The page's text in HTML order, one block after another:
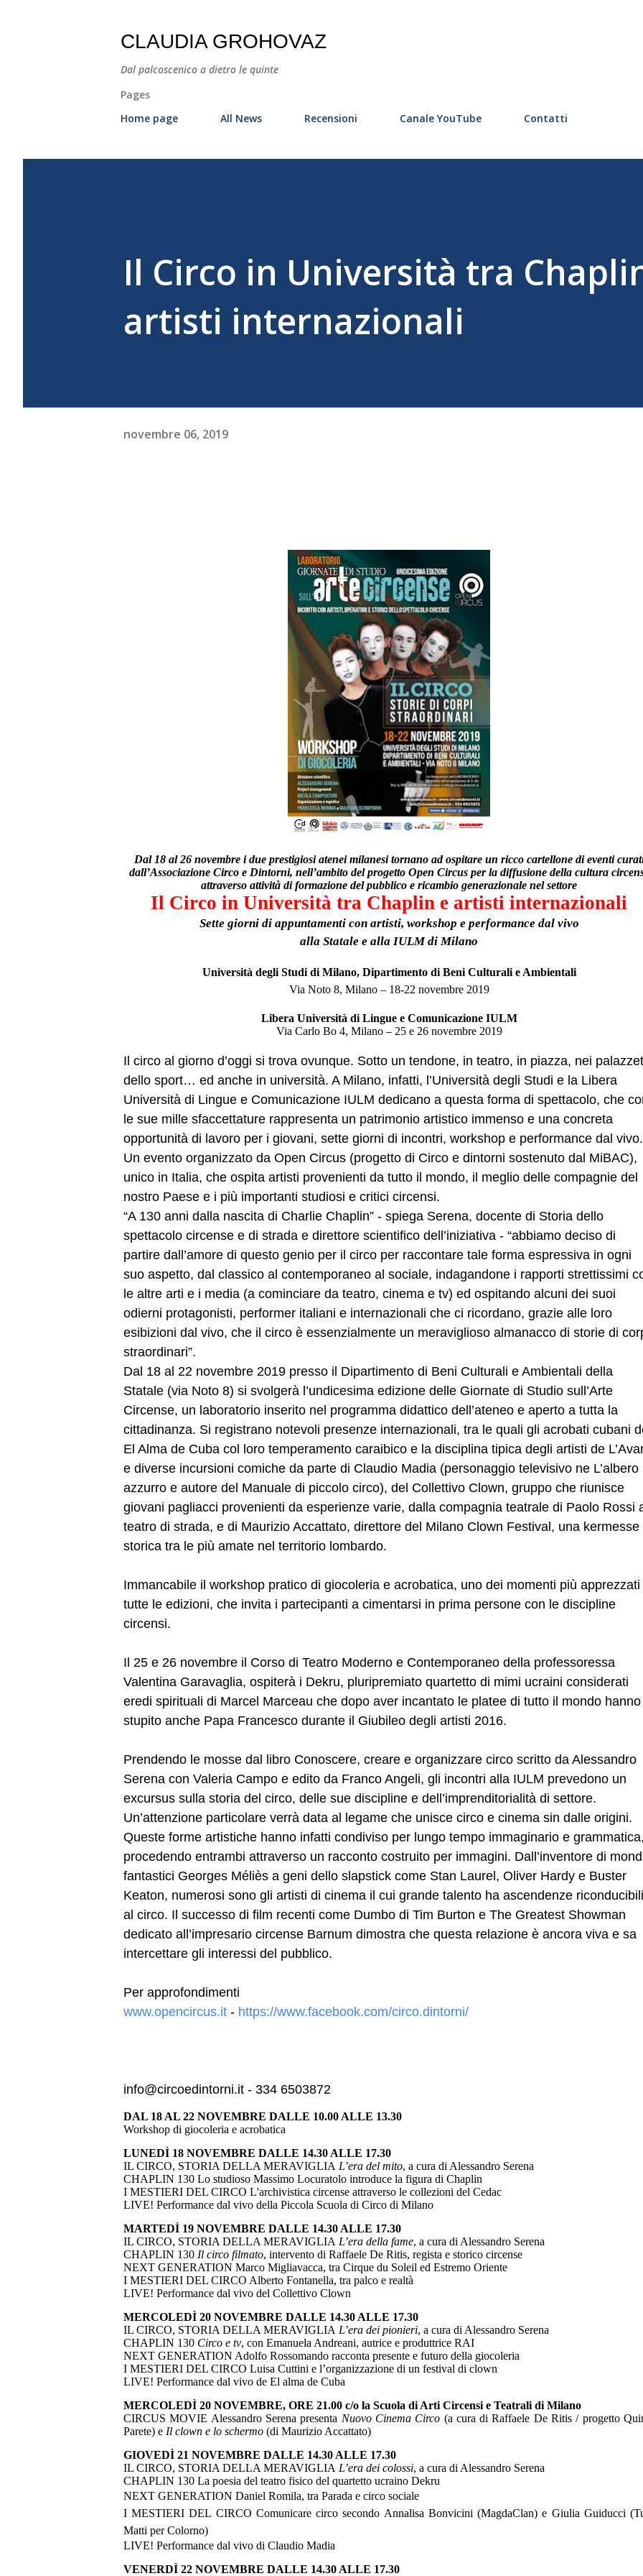
CLAUDIA GROHOVAZ
Dal palcoscenico a dietro le quinte
Pages
Home page
All News Recensioni Canale YouTube Contatti
Il Circo in Università tra
artisti internazionali
novembre 06, 2019
Dal 18 al 26 novembre i due prestigiosi atenei milanesi tornano ad ospitare un ricco cartellone di eventi
dall’Associazione Circo e Dintorni, nell’ambito del progetto Open Circus per la diffusione della cultura
attraverso attività di formazione del pubblico e ricambio generazionale nel settore
Il Circo in Università tra Chaplin e artisti internazionali
Sette giorni di appuntamenti con artisti, workshop e performance dal vivo
alla Statale e alla IULM di Milano
Università degli Studi di Milano, Dipartimento di Beni Culturali e Ambientali
Via Noto 8, Milano – 18-22 novembre 2019
Libera Università di Lingue e Comunicazione IULM
Via Carlo Bo 4, Milano – 25 e 26 novembre 2019
Il circo al giorno d’oggi si trova ovunque. Sotto un tendone, in teatro, in piazza, nei
dello sport… ed anche in università. A Milano, infatti, l’Università degli Studi e la Libera
Università di Lingue e Comunicazione IULM dedicano a questa forma di spettacolo, che
le sue mille sfaccettature rappresenta un patrimonio artistico immenso e una concreta
opportunità di lavoro per i giovani, sette giorni di incontri, workshop e performance dal vivo.
Un evento organizzato da Open Circus (progetto di Circo e dintorni sostenuto dal MiBAC),
unico in Italia, che ospita artisti provenienti da tutto il mondo, il meglio delle compagnie del
nostro Paese e i più importanti studiosi e critici circensi.
“A 130 anni dalla nascita di Charlie Chaplin” - spiega Serena, docente di Storia dello
spettacolo circense e di strada e direttore scientifico dell’iniziativa - “abbiamo deciso di
partire dall’amore di questo genio per il circo per raccontare tale forma espressiva in ogni
suo aspetto, dal classico al contemporaneo al sociale, indagandone i rapporti strettissimi
le altre arti e i media (a cominciare da teatro, cinema e tv) ed ospitando alcuni dei suoi
odierni protagonisti, performer italiani e internazionali che ci ricordano, grazie alle loro
esibizioni dal vivo, che il circo è essenzialmente un meraviglioso almanacco di storie di
straordinari”.
Dal 18 al 22 novembre 2019 presso il Dipartimento di Beni Culturali e Ambientali della
Statale (via Noto 8) si svolgerà l’undicesima edizione delle Giornate di Studio sull’Arte
Circense, un laboratorio inserito nel programma didattico dell’ateneo e aperto a tutta la
cittadinanza. Si registrano notevoli presenze internazionali, tra le quali gli acrobati cubani
El Alma de Cuba col loro temperamento caraibico e la disciplina tipica degli artisti de
e diverse incursioni comiche da parte di Claudio Madia (personaggio televisivo ne L’albero
azzurro e autore del Manuale di piccolo circo), del Collettivo Clown, gruppo che riunisce
giovani pagliacci provenienti da esperienze varie, dalla compagnia teatrale di Paolo Rossi
teatro di strada, e di Maurizio Accattato, direttore del Milano Clown Festival, una kermesse
storica tra le più amate nel territorio lombardo.
Immancabile il workshop pratico di giocoleria e acrobatica, uno dei momenti più apprezzati
tutte le edizioni, che invita i partecipanti a cimentarsi in prima persone con le discipline
circensi.
Il 25 e 26 novembre il Corso di Teatro Moderno e Contemporaneo della professoressa
Valentina Garavaglia, ospiterà i Dekru, pluripremiato quartetto di mimi ucraini considerati
eredi spirituali di Marcel Marceau che dopo aver incantato le platee di tutto il mondo hanno
stupito anche Papa Francesco durante il Giubileo degli artisti 2016.
Prendendo le mosse dal libro Conoscere, creare e organizzare circo scritto da Alessandro
Serena con Valeria Campo e edito da Franco Angeli, gli incontri alla IULM prevedono un
excursus sulla storia del circo, delle sue discipline e dell’imprenditorialità di settore.
Un’attenzione particolare verrà data al legame che unisce circo e cinema sin dalle origini.
Queste forme artistiche hanno infatti condiviso per lungo tempo immaginario e
procedendo entrambi attraverso un racconto costruito per immagini. Dall’inventore di
fantastici Georges Méliès a geni dello slapstick come Stan Laurel, Oliver Hardy e Buster
Keaton, numerosi sono gli artisti di cinema il cui grande talento ha ascendenze riconducibili
al circo. Il successo di film recenti come Dumbo di Tim Burton e The Greatest Showman
dedicato all’impresario circense Barnum dimostra che questa relazione è ancora viva e sa
intercettare gli interessi del pubblico.
Per approfondimenti
www.opencircus.it - https://www.facebook.com/circo.dintorni/
info@circoedintorni.it - 334 6503872
DAL 18 AL 22 NOVEMBRE DALLE 10.00 ALLE 13.30
Workshop di giocoleria e acrobatica
LUNEDÌ 18 NOVEMBRE DALLE 14.30 ALLE 17.30
IL CIRCO, STORIA DELLA MERAVIGLIA L’era del mito, a cura di Alessandro Serena
CHAPLIN 130 Lo studioso Massimo Locuratolo introduce la figura di Chaplin
I MESTIERI DEL CIRCO L'archivistica circense attraverso le collezioni del Cedac
LIVE! Performance dal vivo della Piccola Scuola di Circo di Milano
MARTEDÌ 19 NOVEMBRE DALLE 14.30 ALLE 17.30
IL CIRCO, STORIA DELLA MERAVIGLIA L’era della fame, a cura di Alessandro Serena
CHAPLIN 130 Il circo filmato, intervento di Raffaele De Ritis, regista e storico circense
NEXT GENERATION Marco Migliavacca, tra Cirque du Soleil ed Estremo Oriente
I MESTIERI DEL CIRCO Alberto Fontanella, tra palco e realtà
LIVE! Performance dal vivo del Collettivo Clown
MERCOLEDÌ 20 NOVEMBRE DALLE 14.30 ALLE 17.30
IL CIRCO, STORIA DELLA MERAVIGLIA L’era dei pionieri, a cura di Alessandro Serena
CHAPLIN 130 Circo e tv, con Emanuela Andreani, autrice e produttrice RAI
NEXT GENERATION Adolfo Rossomando racconta presente e futuro della giocoleria
I MESTIERI DEL CIRCO Luisa Cuttini e l’organizzazione di un festival di clown
LIVE! Performance dal vivo de El alma de Cuba
MERCOLEDÌ 20 NOVEMBRE, ORE 21.00 c/o la Scuola di Arti Circensi e Teatrali di Milano
CIRCUS MOVIE Alessandro Serena presenta Nuovo Cinema Circo (a cura di Raffaele De Ritis / progetto
Parete) e Il clown e lo schermo (di Maurizio Accattato)
GIOVEDÌ 21 NOVEMBRE DALLE 14.30 ALLE 17.30
IL CIRCO, STORIA DELLA MERAVIGLIA L’era dei colossi, a cura di Alessandro Serena
CHAPLIN 130 La poesia del teatro fisico del quartetto ucraino Dekru
NEXT GENERATION Daniel Romila, tra Parada e circo sociale
I MESTIERI DEL CIRCO Comunicare circo secondo Annalisa Bonvicini (MagdaClan) e Giulia Guiducci
Matti per Colorno)
LIVE! Performance dal vivo di Claudio Madia
VENERDÌ 22 NOVEMBRE DALLE 14.30 ALLE 17.30